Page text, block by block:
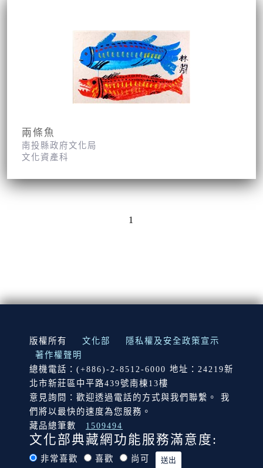
兩條魚
南投縣政府文化局
文化資產科
1
:::
版權所有 文化部
隱私權及安全政策宣示
著作權聲明
總機電話：(+886)-2-8512-6000 地址：24219新
北市新莊區中平路439號南棟13樓
意見詢問：歡迎透過電話的方式與我們聯繫。 我
們將以最快的速度為您服務。
藏品總筆數
1509494
文化部典藏網功能服務滿意度:
非常喜歡 喜歡 尚可